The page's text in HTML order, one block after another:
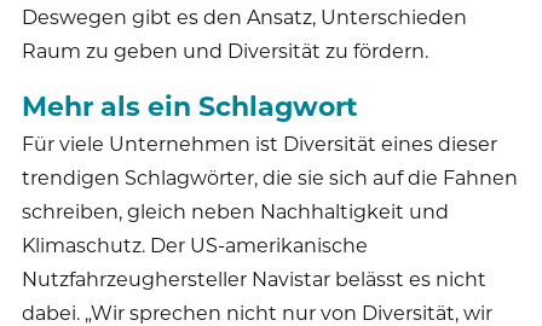
Deswegen gibt es den Ansatz, Unterschieden
Raum zu geben und Diversität zu fördern.
Mehr als ein Schlagwort
Für viele Unternehmen ist Diversität eines dieser
trendigen Schlagwörter, die sie sich auf die Fahnen
schreiben, gleich neben Nachhaltigkeit und
Klimaschutz. Der US-amerikanische
Nutzfahrzeughersteller Navistar belässt es nicht
dabei. „Wir sprechen nicht nur von Diversität, wir